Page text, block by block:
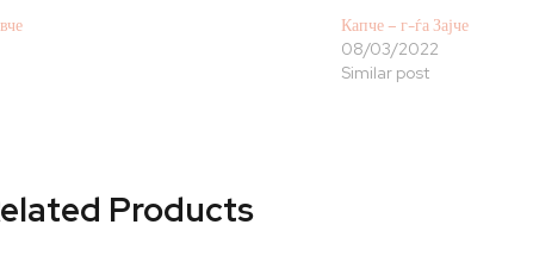
Капче – г-ѓа Зајче
08/03/2022
Similar post
Products